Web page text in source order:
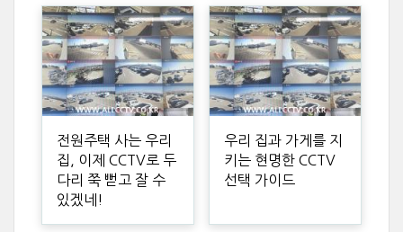
전원주택 사는 우리
집, 이제 CCTV로 두
다리 쭉 뻗고 잘 수
있겠네!
우리 집과 가게를 지
키는 현명한 CCTV
선택 가이드